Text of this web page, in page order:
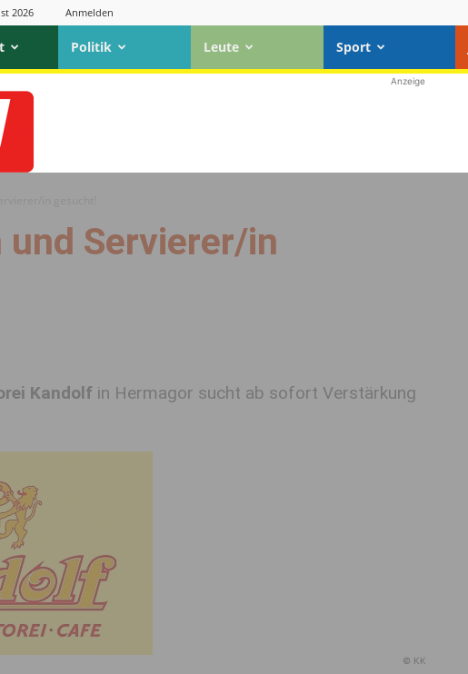
2026 Anmelden
Politik Leute Sport
Anzeige
Servierer/in
Kandolf in Hermagor sucht ab sofort Verstärkung
© KK